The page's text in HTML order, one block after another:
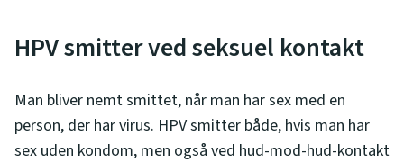
HPV smitter ved seksuel kontakt
Man bliver nemt smittet, når man har sex med en
person, der har virus. HPV smitter både, hvis man har
sex uden kondom, men også ved hud-mod-hud-kontakt